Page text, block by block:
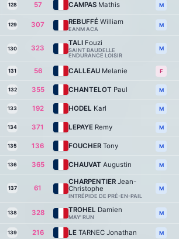
128 57 CAMPAS Mathis M
129 307 REBUFFÉ William
EANM ACA
M
130 323
TALI Fouzi
SAINT BAUDELLE
ENDURANCE LOISIR
M
131 56 CALLEAU Melanie F
132 355 CHANTELOT Paul M
133 192 HODEL Karl M
134 371 LEPAYE Remy M
135 136 FOUCHER Tony M
136 365 CHAUVAT Augustin M
137 61
CHARPENTIER Jean-
Christophe
INTRÉPIDE DE PRÉ-EN-PAIL
M
138 328 TROHEL Damien
MAY' RUN
M
139 216 LE TARNEC Jonathan M